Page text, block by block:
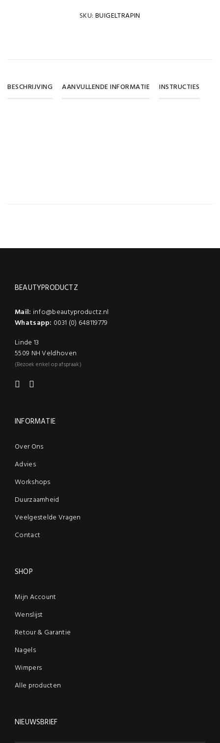
SKU:BUIGELTRAPIN
BESCHRIJVING AANVULLENDE INFORMATIE INSTRUCTIES
BEAUTYPRODUCTZ
Mail: info@beautyproductz.nl
Whatsapp: 0031 (0) 648119779
Linde 13
5509 NH Veldhoven
(Bezoek enkel op afspraak)
INFORMATIE
Over Ons
Advies
Workshops
Duurzaamheid
Veelgestelde Vragen
Contact
SHOP
Mijn Account
Wenslijst
Retour & Garantie
Nagels
Wimpers
Alle producten
NIEUWSBRIEF